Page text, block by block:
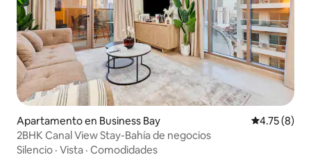
Apartamento en Business Bay Calificación
4.75 (8)
2BHK Canal View Stay-Bahía de negocios
Silencio · Vista · Comodidades